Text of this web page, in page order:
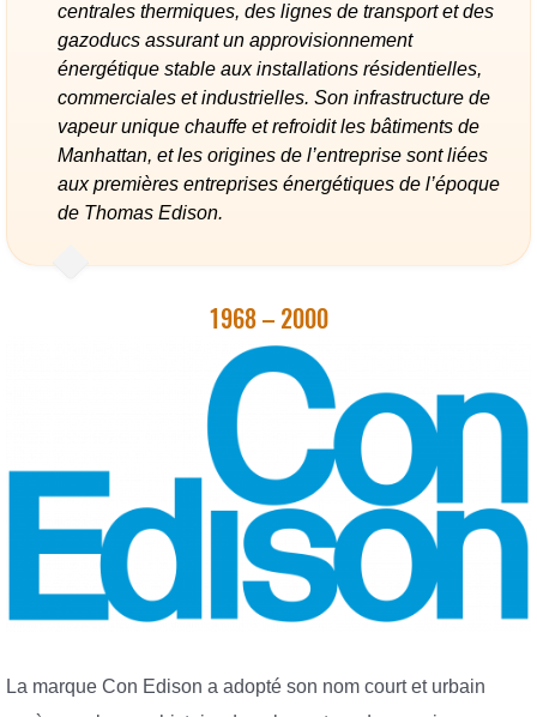
centrales thermiques, des lignes de transport et des
gazoducs assurant un approvisionnement
énergétique stable aux installations résidentielles,
commerciales et industrielles. Son infrastructure de
vapeur unique chauffe et refroidit les bâtiments de
Manhattan, et les origines de l’entreprise sont liées
aux premières entreprises énergétiques de l’époque
de Thomas Edison.
1968 – 2000
La marque Con Edison a adopté son nom court et urbain